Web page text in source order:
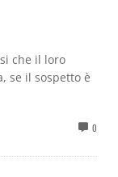
che il loro
se il sospetto è
0